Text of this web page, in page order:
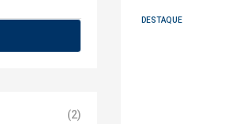
DESTAQUE
(2)